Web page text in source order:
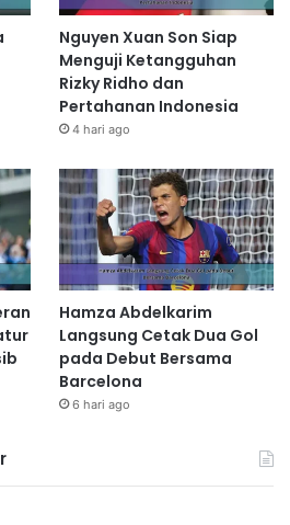
Nguyen Xuan Son Siap
Menguji Ketangguhan
Rizky Ridho dan
Pertahanan Indonesia
4 hari ago
Hamza Abdelkarim
Langsung Cetak Dua Gol
pada Debut Bersama
Barcelona
6 hari ago